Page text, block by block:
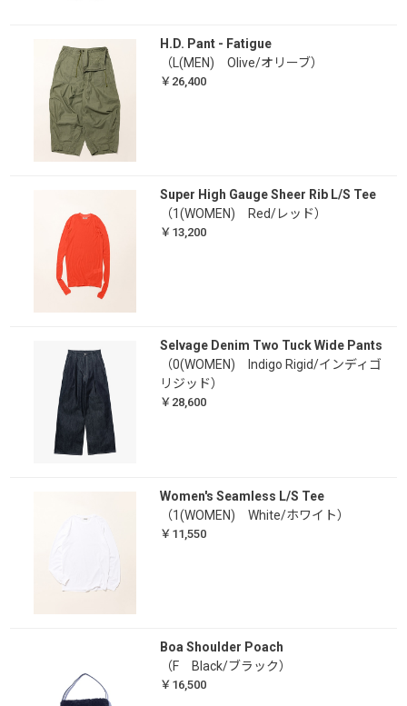
H.D. Pant - Fatigue
（L(MEN) Olive/オリーブ）
￥26,400
Super High Gauge Sheer Rib L/S Tee
（1(WOMEN) Red/レッド）
￥13,200
Selvage Denim Two Tuck Wide Pants
（0(WOMEN) Indigo Rigid/インディゴ
リジッド）
￥28,600
Women's Seamless L/S Tee
（1(WOMEN) White/ホワイト）
￥11,550
Boa Shoulder Poach
（F Black/ブラック）
￥16,500